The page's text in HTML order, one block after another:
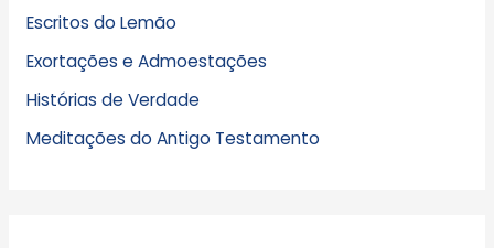
Escritos do Lemão
Exortações e Admoestações
Histórias de Verdade
Meditações do Antigo Testamento
i
v
o
s